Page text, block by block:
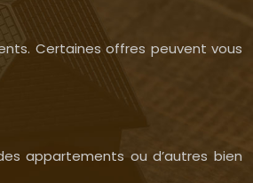
Certaines offres peuvent vous
appartements ou d’autres bien